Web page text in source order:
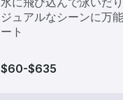
ジュアルなシーンに万
ート
$60-$635